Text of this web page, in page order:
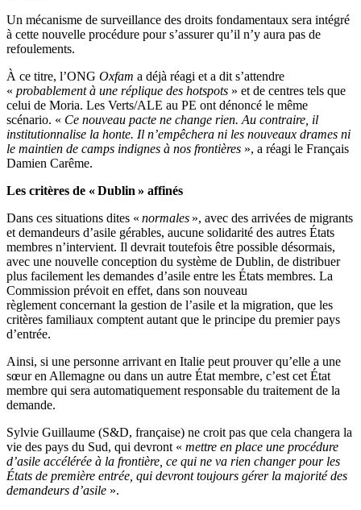
Un mécanisme de surveillance des droits fondamentaux sera intégré
à cette nouvelle procédure pour s’assurer qu’il n’y aura pas de
refoulements.
À ce titre, l’ONG Oxfam a déjà réagi et a dit s’attendre
« probablement à une réplique des hotspots » et de centres tels que
celui de Moria. Les Verts/ALE au PE ont dénoncé le même
scénario. « Ce nouveau pacte ne change rien. Au contraire, il
institutionnalise la honte. Il n’empêchera ni les nouveaux drames ni
le maintien de camps indignes à nos frontières », a réagi le Français
Damien Carême.
Les critères de « Dublin » affinés
Dans ces situations dites « normales », avec des arrivées de migrants
et demandeurs d’asile gérables, aucune solidarité des autres États
membres n’intervient. Il devrait toutefois être possible désormais,
avec une nouvelle conception du système de Dublin, de distribuer
plus facilement les demandes d’asile entre les États membres. La
Commission prévoit en effet, dans son nouveau
règlement concernant la gestion de l’asile et la migration, que les
critères familiaux comptent autant que le principe du premier pays
d’entrée.
Ainsi, si une personne arrivant en Italie peut prouver qu’elle a une
sœur en Allemagne ou dans un autre État membre, c’est cet État
membre qui sera automatiquement responsable du traitement de la
demande.
Sylvie Guillaume (S&D, française) ne croit pas que cela changera la
vie des pays du Sud, qui devront « mettre en place une procédure
d’asile accélérée à la frontière, ce qui ne va rien changer pour les
États de première entrée, qui devront toujours gérer la majorité des
demandeurs d’asile ».